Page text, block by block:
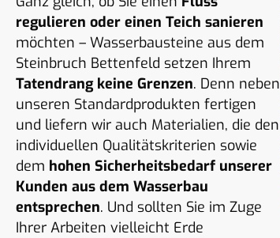
regulieren oder einen Teich sanieren
möchten – Wasserbausteine aus dem
Steinbruch Bettenfeld setzen Ihrem
Tatendrang keine Grenzen. Denn neben
unseren Standardprodukten fertigen
und liefern wir auch Materialien, die den
individuellen Qualitätskriterien sowie
dem hohen Sicherheitsbedarf unserer
Kunden aus dem Wasserbau
entsprechen. Und sollten Sie im Zuge
Ihrer Arbeiten vielleicht Erde